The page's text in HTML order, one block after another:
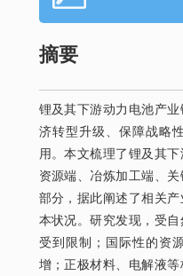
摘要
锂及其下游动力电池产
济转型升级、保障战略
用。本文梳理了锂及其
资源端、冶炼加工端、
部分，据此阐述了相关
本状况。研究发现，受
受到限制；国际性的资
增；正极材料、电解液